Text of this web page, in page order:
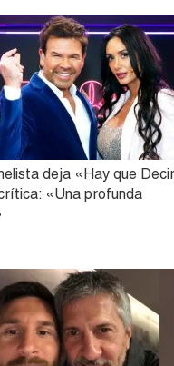
deja «Hay que
«Una profunda